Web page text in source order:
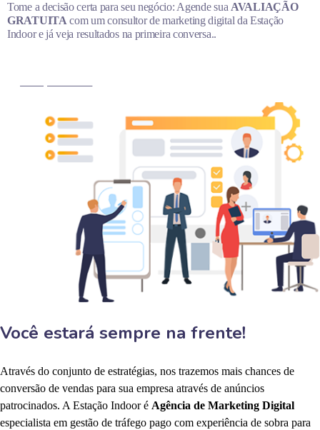
Tome a decisão certa para seu negócio: Agende sua AVALIAÇÃO
GRATUITA com um consultor de marketing digital da Estação
Indoor e já veja resultados na primeira conversa..
Você estará sempre na frente!
Através do conjunto de estratégias, nos trazemos mais chances de
conversão de vendas para sua empresa através de anúncios
patrocinados. A Estação Indoor é Agência de Marketing Digital
especialista em gestão de tráfego pago com experiência de sobra para